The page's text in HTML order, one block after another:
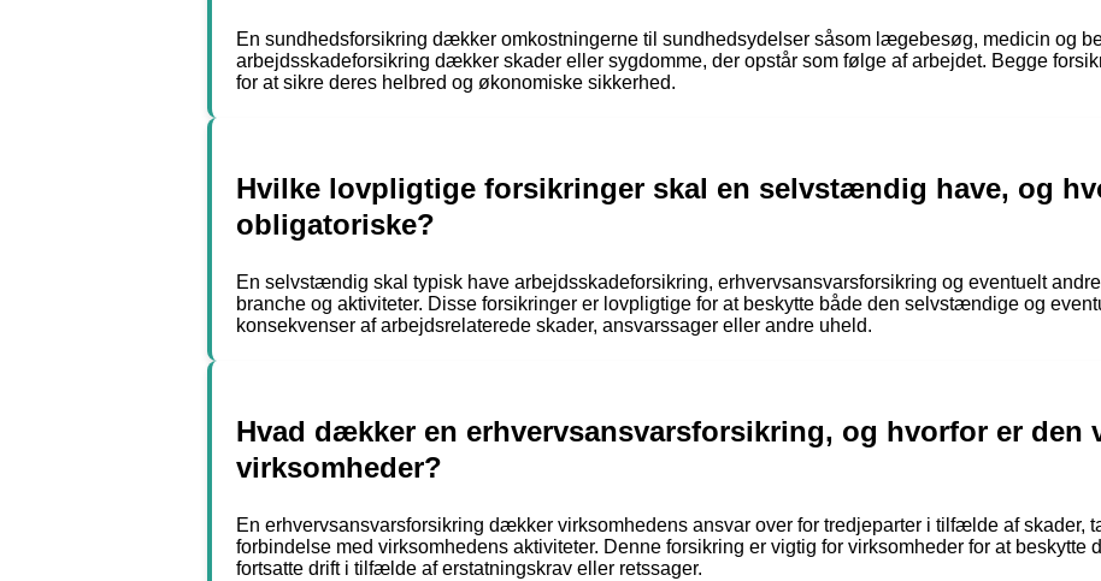
En sundhedsforsikring dækker omkostningerne til sundhedsydelser såsom lægebesøg, medicin og
arbejdsskadeforsikring dækker skader eller sygdomme, der opstår som følge af arbejdet. Begge
for at sikre deres helbred og økonomiske sikkerhed.
Hvilke lovpligtige forsikringer skal en selvstændig have, og
obligatoriske?
En selvstændig skal typisk have arbejdsskadeforsikring, erhvervsansvarsforsikring og eventuelt
branche og aktiviteter. Disse forsikringer er lovpligtige for at beskytte både den selvstændige og
konsekvenser af arbejdsrelaterede skader, ansvarssager eller andre uheld.
Hvad dækker en erhvervsansvarsforsikring, og hvorfor er den
virksomheder?
En erhvervsansvarsforsikring dækker virksomhedens ansvar over for tredjeparter i tilfælde af skader,
forbindelse med virksomhedens aktiviteter. Denne forsikring er vigtig for virksomheder for at beskytte
fortsatte drift i tilfælde af erstatningskrav eller retssager.